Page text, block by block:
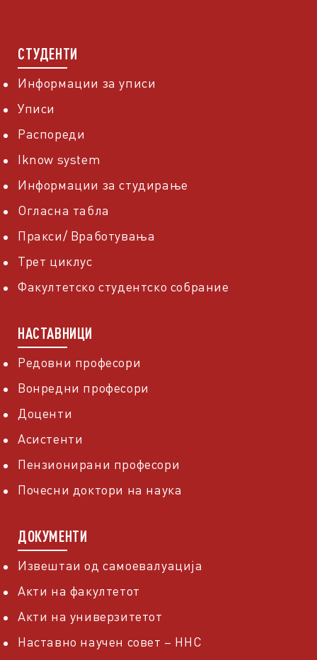
СТУДЕНТИ
Информации за уписи
Уписи
Распореди
Iknow system
Информации за студирање
Огласна табла
Пракси/ Вработувања
Трет циклус
Факултетско студентско собрание
НАСТАВНИЦИ
Редовни професори
Вонредни професори
Доценти
Асистенти
Пензионирани професори
Почесни доктори на наука
ДОКУМЕНТИ
Извештаи од самоевалуација
Акти на факултетот
Акти на универзитетот
Наставно научен совет – ННС